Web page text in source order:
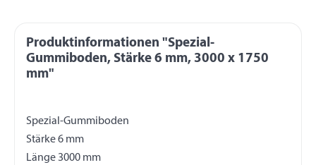
Produktinformationen "Spezial-
Gummiboden, Stärke 6 mm, 3000 x 1750
mm"
Spezial-Gummiboden
Stärke 6 mm
Länge 3000 mm